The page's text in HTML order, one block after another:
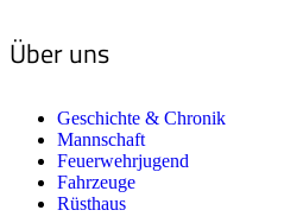
Über uns
Geschichte & Chronik
Mannschaft
Feuerwehrjugend
Fahrzeuge
Rüsthaus